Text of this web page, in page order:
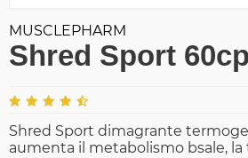
MUSCLEPHARM
Shred Sport
Shred Sport dimagrante
aumenta il metabolismo bsale,